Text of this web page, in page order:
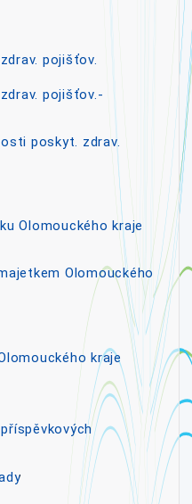
pojišťov.
pojišťov.-
poskyt. zdrav.
Olomouckého kraje
Olomouckého
kraje